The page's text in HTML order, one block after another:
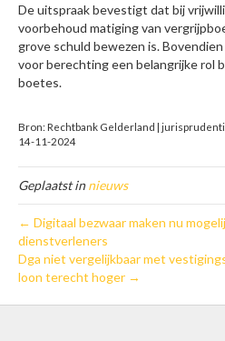
De uitspraak bevestigt dat bij
voorbehoud matiging van
grove schuld bewezen is.
voor berechting een belangrijke rol
boetes.
Bron: Rechtbank Gelderland |
14-11-2024
Geplaatst innieuws
← Digitaal bezwaar maken nu
dienstverleners
Dga niet vergelijkbaar met
loon terecht hoger →